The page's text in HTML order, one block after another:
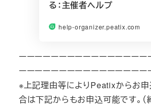
る：主催者ヘルプ
help-organizer.peatix.com
ーーーーーーーーーーーーーーーー
ーーーーーーーーーーーーーーーー
※上記理由等によりPeatixからお
合は下記からもお申込可能です。（